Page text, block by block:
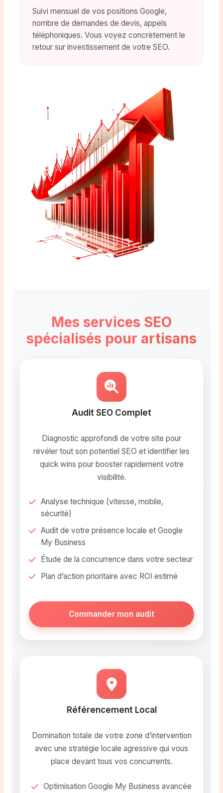
Suivi mensuel de vos positions Google,
nombre de demandes de devis, appels
téléphoniques. Vous voyez concrètement le
retour sur investissement de votre SEO.
Mes services SEO
spécialisés pour artisans
Audit SEO Complet
Diagnostic approfondi de votre site pour
révéler tout son potentiel SEO et identifier les
quick wins pour booster rapidement votre
visibilité.
Analyse technique (vitesse, mobile,
sécurité)
Audit de votre présence locale et Google
My Business
Étude de la concurrence dans votre secteur
Plan d’action prioritaire avec ROI estimé
Commander mon audit
Référencement Local
Domination totale de votre zone d’intervention
avec une stratégie locale agressive qui vous
place devant tous vos concurrents.
Optimisation Google My Business avancée